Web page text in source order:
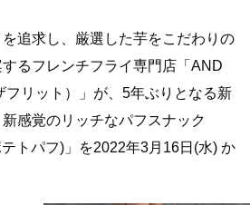
追求し、厳選した芋をこだわりの
るフレンチフライ専門店「AND
リット）」が、5年ぶりとなる新
感覚のリッチなパフスナック
テトパフ)」を2022年3月16日(水) か